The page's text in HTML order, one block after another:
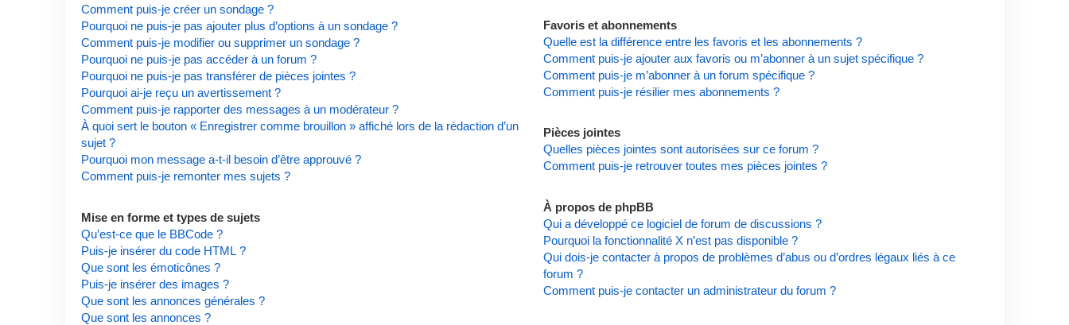
Comment puis-je créer un sondage ?
Pourquoi ne puis-je pas ajouter plus d’options à un sondage ?
Comment puis-je modifier ou supprimer un sondage ?
Pourquoi ne puis-je pas accéder à un forum ?
Pourquoi ne puis-je pas transférer de pièces jointes ?
Pourquoi ai-je reçu un avertissement ?
Comment puis-je rapporter des messages à un modérateur ?
À quoi sert le bouton « Enregistrer comme brouillon » affiché lors de la rédaction d’un
sujet ?
Pourquoi mon message a-t-il besoin d’être approuvé ?
Comment puis-je remonter mes sujets ?
Mise en forme et types de sujets
Qu’est-ce que le BBCode ?
Puis-je insérer du code HTML ?
Que sont les émoticônes ?
Puis-je insérer des images ?
Que sont les annonces générales ?
Que sont les annonces ?
Favoris et abonnements
Quelle est la différence entre les favoris et les abonnements ?
Comment puis-je ajouter aux favoris ou m’abonner à un sujet spécifique ?
Comment puis-je m’abonner à un forum spécifique ?
Comment puis-je résilier mes abonnements ?
Pièces jointes
Quelles pièces jointes sont autorisées sur ce forum ?
Comment puis-je retrouver toutes mes pièces jointes ?
À propos de phpBB
Qui a développé ce logiciel de forum de discussions ?
Pourquoi la fonctionnalité X n’est pas disponible ?
Qui dois-je contacter à propos de problèmes d’abus ou d’ordres légaux liés à ce
forum ?
Comment puis-je contacter un administrateur du forum ?